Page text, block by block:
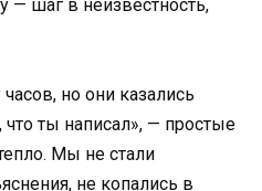
шаг в неизвестность,
но они казались
ты написал», — простые
Мы не стали
не копались в